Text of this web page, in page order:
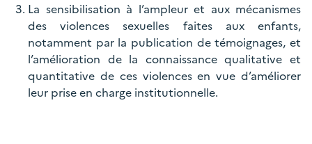
La sensibilisation à l’ampleur et aux mécanismes
des violences sexuelles faites aux enfants,
notamment par la publication de témoignages, et
l’amélioration de la connaissance qualitative et
quantitative de ces violences en vue d’améliorer
leur prise en charge institutionnelle.